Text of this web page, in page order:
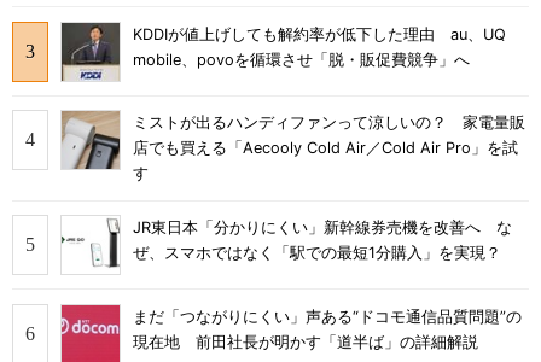
KDDIが値上げしても解約率が低下した理由 au、UQ
mobile、povoを循環させ「脱・販促費競争」へ
ミストが出るハンディファンって涼しいの？ 家電量販
店でも買える「Aecooly Cold Air／Cold Air Pro」を試
す
JR東日本「分かりにくい」新幹線券売機を改善へ な
ぜ、スマホではなく「駅での最短1分購入」を実現？
まだ「つながりにくい」声ある“ドコモ通信品質問題”の
現在地 前田社長が明かす「道半ば」の詳細解説